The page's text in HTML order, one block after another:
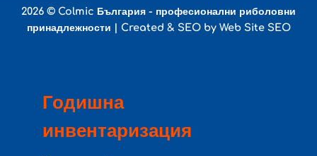
2026 © Colmic България - професионални риболовни
принадлежности | Created & SEO by Web Site SEO
Годишна
инвентаризация